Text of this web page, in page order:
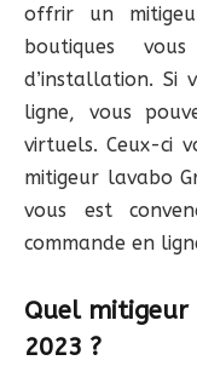
offrir un
boutiques
d’installation. Si
ligne, vous
virtuels. Ceux-ci
mitigeur lavabo
vous est
commande en
Quel mitigeur
2023 ?